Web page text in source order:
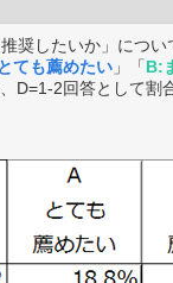
奨したいか」につい
ても薦めたい 」「B:
2回答として割